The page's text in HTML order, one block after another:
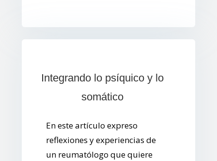
Integrando lo psíquico y lo
somático
En este artículo expreso
reflexiones y experiencias de
un reumatólogo que quiere